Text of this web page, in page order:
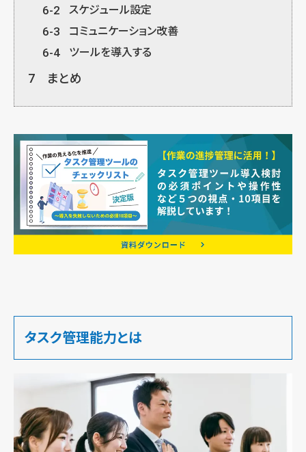
6-2 スケジュール設定
6-3 コミュニケーション改善
6-4 ツールを導入する
7 まとめ
タスク管理能力とは